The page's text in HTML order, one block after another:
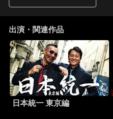
出演・関連作品
日本統一 東京編